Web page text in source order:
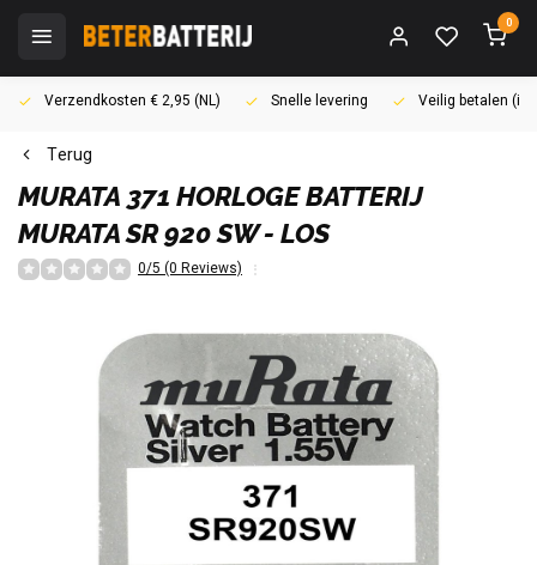
0
Verzendkosten € 2,95 (NL) Snelle levering Veilig betalen
Terug
MURATA 371 HORLOGE BATTERIJ
MURATA SR 920 SW - LOS
0/5 (0 Reviews)